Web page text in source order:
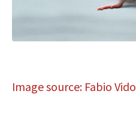
Image source: Fabio Vido